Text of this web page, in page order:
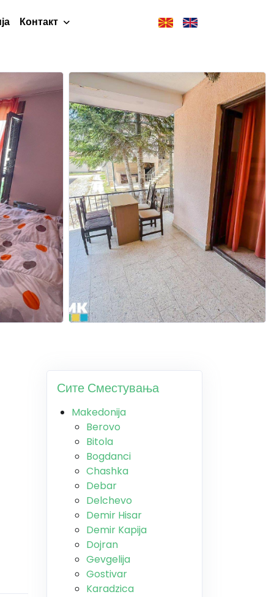
Контакт
Сите Сместувања
Makedonija
Berovo
Bitola
Bogdanci
Chashka
Debar
Delchevo
Demir Hisar
Demir Kapija
Dojran
Gevgelija
Gostivar
Karadzica